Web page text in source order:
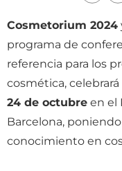
Cosmetorium 2024
programa de
referencia para los
cosmética,
24 de octubre en el
Barcelona,
conocimiento en